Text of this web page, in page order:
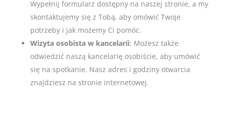
Wypełnij formularz dostępny na naszej stronie, a my
skontaktujemy się z Tobą, aby omówić Twoje
potrzeby i jak możemy Ci pomóc.
Wizyta osobista w kancelarii: Możesz także
odwiedzić naszą kancelarię osobiście, aby umówić
się na spotkanie. Nasz adres i godziny otwarcia
znajdziesz na stronie internetowej.